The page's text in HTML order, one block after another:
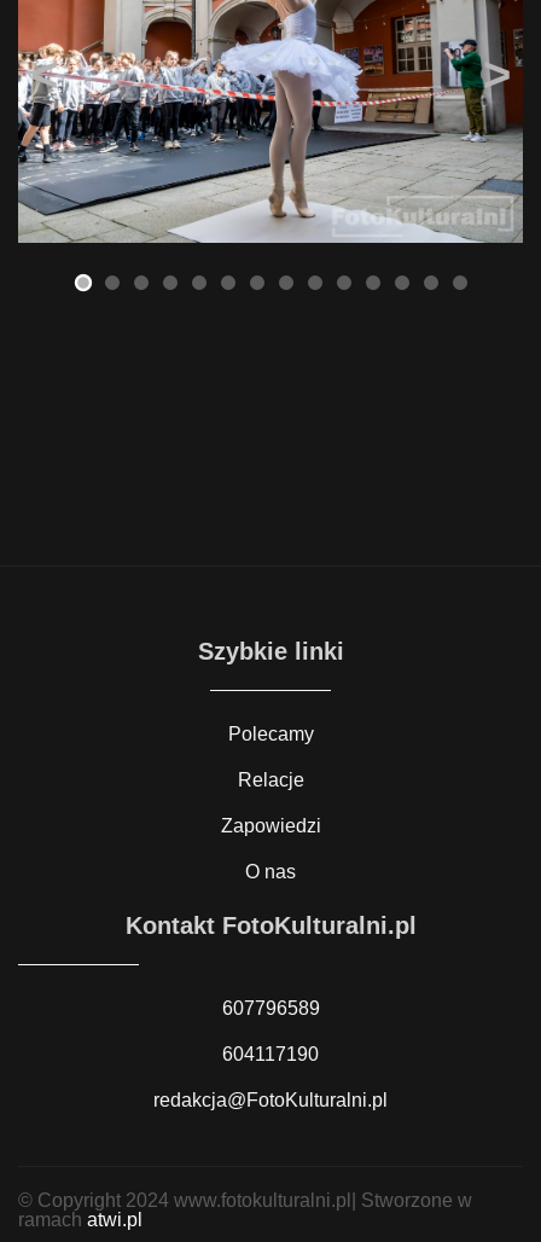
< >
Szybkie linki
Polecamy
Relacje
Zapowiedzi
O nas
Kontakt FotoKulturalni.pl
607796589
604117190
redakcja@FotoKulturalni.pl
© Copyright 2024 www.fotokulturalni.pl| Stworzone w
ramach atwi.pl